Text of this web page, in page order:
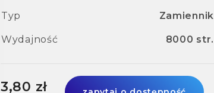
Typ Zamiennik
Wydajność 8000 str.
3,80 zł